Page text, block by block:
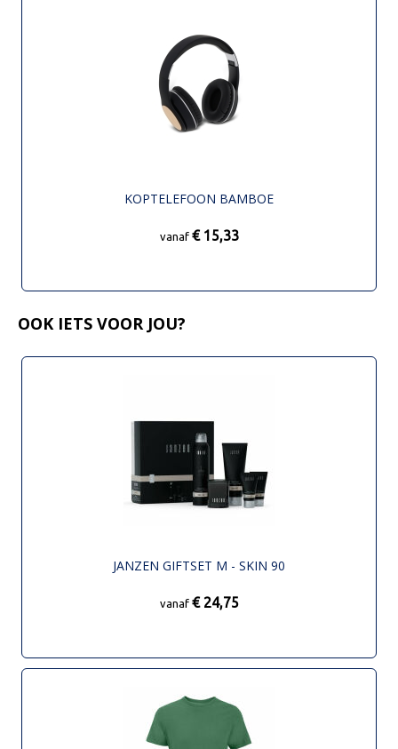
KOPTELEFOON BAMBOE
vanaf € 15,33
OOK IETS VOOR JOU?
JANZEN GIFTSET M - SKIN 90
vanaf € 24,75